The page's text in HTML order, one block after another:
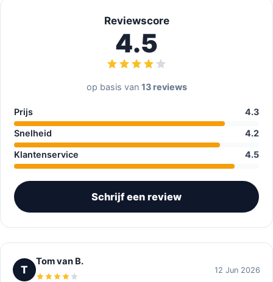
Reviewscore
4.5
op basis van 13 reviews
Prijs 4.3
Snelheid 4.2
Klantenservice 4.5
Schrijf een review
T
Tom van B.
12 Jun 2026